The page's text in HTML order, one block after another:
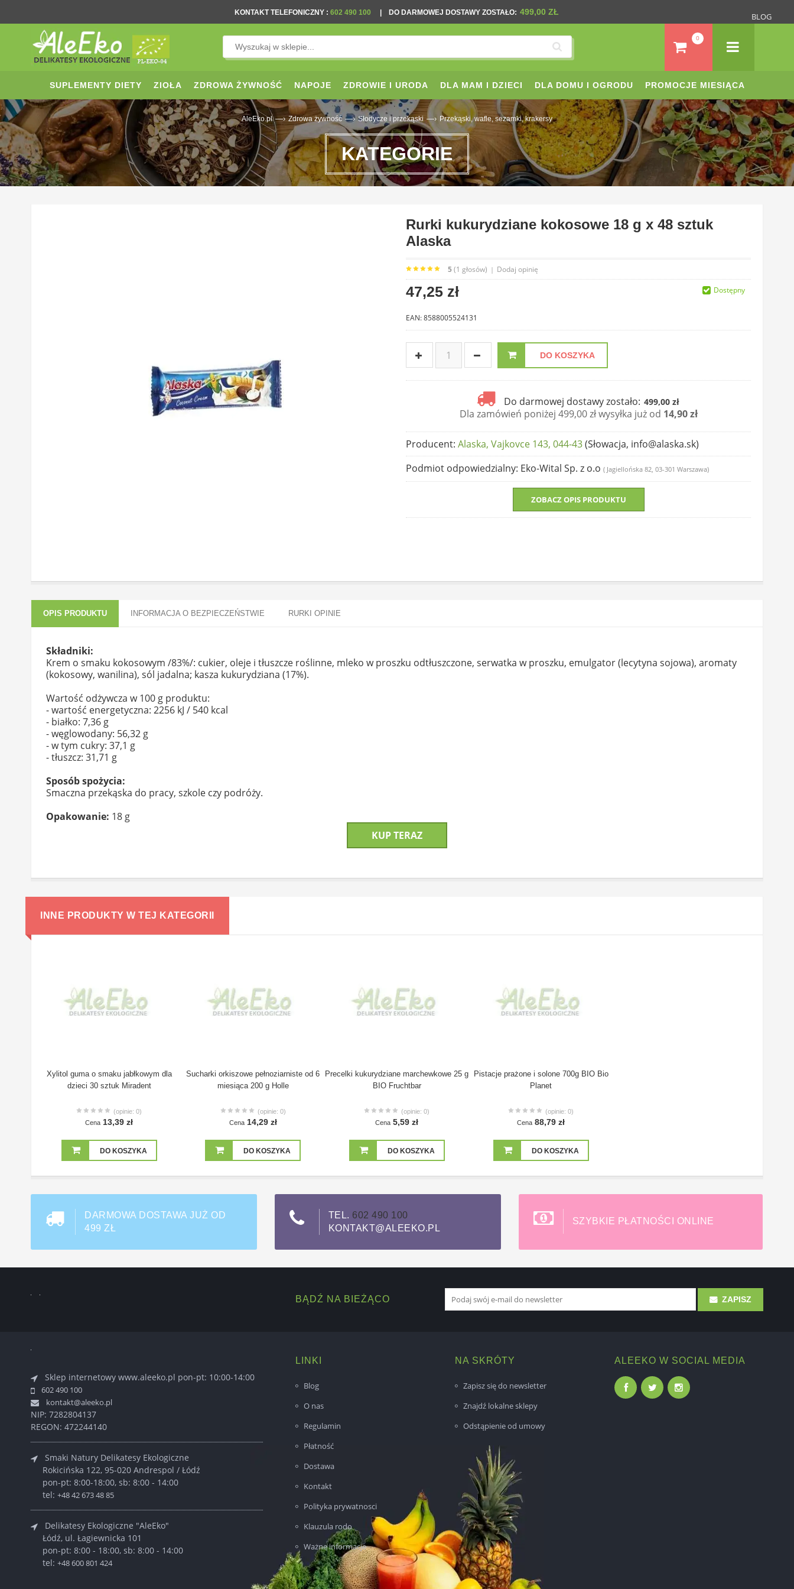
BLOG
KONTAKT TELEFONICZNY : 602 490 100 DO DARMOWEJ DOSTAWY ZOSTAŁO: 499,00 ZŁ
0
SUPLEMENTY DIETY ZIOŁA ZDROWA ŻYWNOŚĆ NAPOJE ZDROWIE I URODA DLA MAM I DZIECI DLA DOMU I OGRODU PROMOCJE MIESIĄCA
AleEko.pl —› Zdrowa żywność —› Słodycze i przekąski —› Przekąski, wafle, sezamki, krakersy
KATEGORIE
Rurki kukurydziane kokosowe 18 g x 48 sztuk
Alaska
5(1 głosów) | Dodaj opinię
47,25 zł
EAN: 8588005524131
DO KOSZYKA
Do darmowej dostawy zostało: 499,00 zł
Dla zamówień poniżej 499,00 zł wysyłka już od 14,90 zł
Dostępny
Producent: Alaska, Vajkovce 143, 044-43(Słowacja, info@alaska.sk)
Podmiot odpowiedzialny: Eko-Wital Sp. z o.o ( Jagiellońska 82, 03-301 Warszawa)
ZOBACZ OPIS PRODUKTU
OPIS PRODUKTU INFORMACJA O BEZPIECZEŃSTWIE RURKI OPINIE
Składniki:
Krem o smaku kokosowym /83%/: cukier, oleje i tłuszcze roślinne, mleko w proszku odtłuszczone, serwatka w proszku, emulgator (lecytyna sojowa), aromaty
(kokosowy, wanilina), sól jadalna; kasza kukurydziana (17%).
Wartość odżywcza w 100 g produktu:
- wartość energetyczna: 2256 kJ / 540 kcal
- białko: 7,36 g
- węglowodany: 56,32 g
- w tym cukry: 37,1 g
- tłuszcz: 31,71 g
Sposób spożycia:
Smaczna przekąska do pracy, szkole czy podróży.
Opakowanie: 18 g
KUP TERAZ
INNE PRODUKTY W TEJ KATEGORII
Xylitol guma o smaku jabłkowym dla
dzieci 30 sztuk Miradent
(opinie: 0)
Cena 13,39 zł
DO KOSZYKA
Sucharki orkiszowe pełnoziarniste od 6
miesiąca 200 g Holle
(opinie: 0)
Cena 14,29 zł
DO KOSZYKA
Precelki kukurydziane marchewkowe 25 g
BIO Fruchtbar
(opinie: 0)
Cena 5,59 zł
DO KOSZYKA
Pistacje prażone i solone 700g BIO Bio
Planet
(opinie: 0)
Cena 88,79 zł
DO KOSZYKA
DARMOWA DOSTAWA JUŻ OD
499 ZŁ
TEL. 602 490 100
KONTAKT@ALEEKO.PL
SZYBKIE PŁATNOŚCI ONLINE
BĄDŹ NA BIEŻĄCO ZAPISZ
Sklep internetowy www.aleeko.pl pon-pt: 10:00-14:00
602 490 100
kontakt@aleeko.pl
NIP: 7282804137
REGON: 472244140
Smaki Natury Delikatesy Ekologiczne
Rokicińska 122, 95-020 Andrespol / Łódź
pon-pt: 8:00-18:00, sb: 8:00 - 14:00
tel: +48 42 673 48 85
Delikatesy Ekologiczne "AleEko"
Łódź, ul. Łagiewnicka 101
pon-pt: 8:00 - 18:00, sb: 8:00 - 14:00
tel: +48 600 801 424
LINKI
Blog
O nas
Regulamin
Płatność
Dostawa
Kontakt
Polityka prywatnosci
Klauzula rodo
Ważne informacje
NA SKRÓTY
Zapisz się do newsletter
Znajdź lokalne sklepy
Odstąpienie od umowy
ALEEKO W SOCIAL MEDIA